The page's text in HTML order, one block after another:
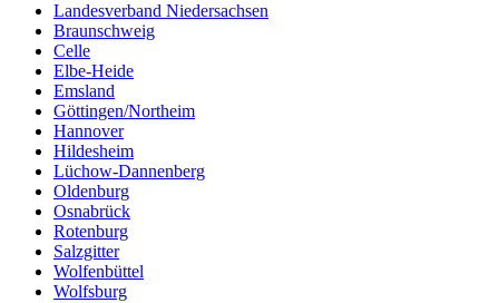
Landesverband Niedersachsen
Braunschweig
Celle
Elbe-Heide
Emsland
Göttingen/Northeim
Hannover
Hildesheim
Lüchow-Dannenberg
Oldenburg
Osnabrück
Rotenburg
Salzgitter
Wolfenbüttel
Wolfsburg